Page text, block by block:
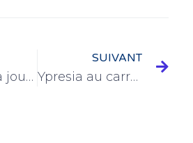
Ypresia à la journée technique ASTEE
SUIVANT
Ypresia au carrefour de l’eau 2016 à Rennes